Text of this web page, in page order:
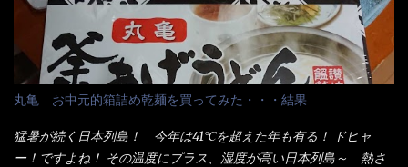
う。 事前にググって調べたら、やっぱり＜湯無し＞注文は、裏注
文方法としてあるらしい。 それと店員によっては、理解出来ない
者も居るらしい云う事。 そこでランチ混雑前に、行くのが店への
配慮でもある。 11:20 店内に入り・・・『釜揚げうどん得を湯ナ
シで！』と注文したら、近場にいたオッサン店員はキョトンとし
た顔『湯なし？』（これだ全く理解していないな） すると茹で方
の若い女性店員が『いい！いい！！』とオッサンを向こうへやっ
丸亀 お中元的箱詰め乾麺を買ってみた・・・結果
猛暑が続く日本列島！ 今年は41℃を超えた年も有る！ ドヒャ
ー！ですよね！ その温度にプラス、湿度が高い日本列島～ 熱さ